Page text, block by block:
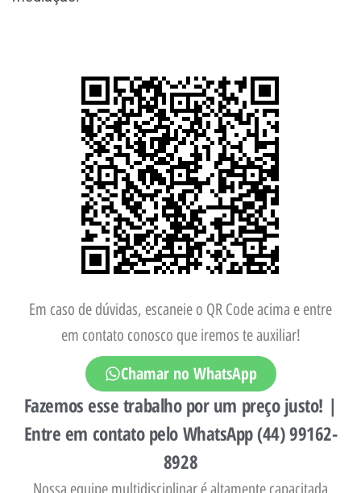
Em caso de dúvidas, escaneie o QR Code acima e entre
em contato conosco que iremos te auxiliar!
Chamar no WhatsApp
Fazemos esse trabalho por um preço justo! |
Entre em contato pelo WhatsApp (44) 99162-
8928
Nossa equipe multidisciplinar é altamente capacitada